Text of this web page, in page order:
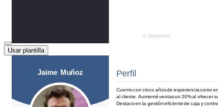
Usar plantilla